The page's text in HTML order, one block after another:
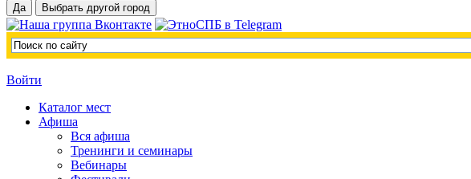
Войти
Каталог мест
Афиша
Вся афиша
Тренинги и семинары
Вебинары